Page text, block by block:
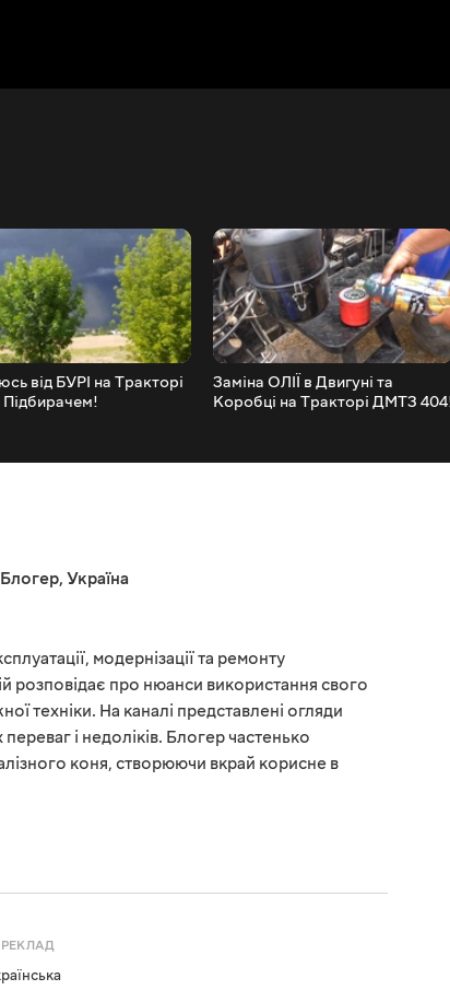
від БУРІ на Тракторі
Заміна ОЛІЇ в Двигуні та
Коробці на Тракторі ДМТЗ
Блогер, Україна
модернізації та ремонту
розповідає про нюанси використання свого
техніки. На каналі представлені огляди
і недоліків. Блогер частенько
коня, створюючи вкрай корисне в